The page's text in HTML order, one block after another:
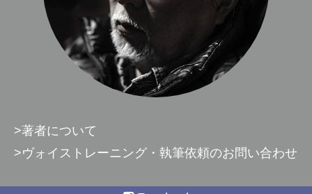
>著者について
>ヴォイストレーニング・執筆依頼のお問い合わせ